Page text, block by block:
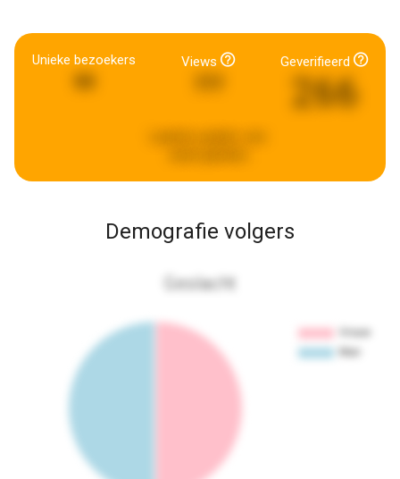
Unieke bezoekers Views Geverifieerd
266
Demografie volgers
Geslacht